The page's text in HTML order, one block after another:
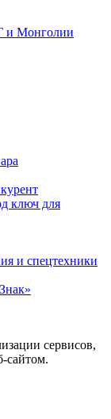
и Монголии
ключ для
и спецтехники
сервисов,
сайтом.